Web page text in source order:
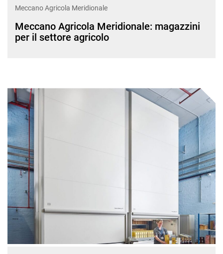
Meccano Agricola Meridionale
Meccano Agricola Meridionale: magazzini
per il settore agricolo